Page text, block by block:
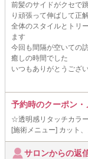
前髪のサイドがクセで
り頑張って伸ばして正
全体のスタイルとトリ
ます
今回も間隔が空いての
癒しの時間でした
いつもありがとうござ
予約時のクーポン・
☆透明感リタッチカラ
[施術メニュー] カット
サロンからの返